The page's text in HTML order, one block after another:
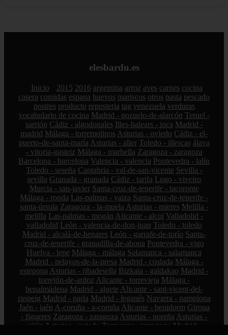
elesbardu.es
Inicio 2015 2016 argentina arroz aves carnes cocina
casera comidas espana huevos mariscos otros pasta pescado
postres producto reposteria tag venezuela verduras
vocabulario de cocina Madrid - pozuelo-de-alarcón Teruel -
sarrión Cádiz - algodonales Illes-balears - inca Madrid -
madrid Málaga - torremolinos Asturias - oviedo Cádiz - el-
puerto-de-santa-maría Asturias - aller Toledo - illescas álava
- vitoria-gasteiz Málaga - marbella Zaragoza - zaragoza
Barcelona - barcelona Valencia - valencia Pontevedra - lalín
Toledo - seseña Cantabria - val-de-san-vicente Sevilla -
sevilla Granada - granada Cádiz - tarifa Lugo - viveiro
Murcia - san-javier Santa-cruz-de-tenerife - tacoronte
Málaga - ronda Las-palmas - yaiza Santa-cruz-de-tenerife -
santa-úrsula Zaragoza - la-muela Asturias - mieres Melilla -
melilla Las-palmas - mogán Alicante - alcoi Valladolid -
valladolid León - valencia-de-don-juan Toledo - toledo
Madrid - alcalá-de-henares León - garrafe-de-torío Santa-
cruz-de-tenerife - granadilla-de-abona Pontevedra - vigo
Huelva - lepe Málaga - málaga Salamanca - salamanca
Madrid - pelayos-de-la-presa Madrid - coslada Málaga -
estepona Asturias - ribadesella Bizkaia - galdakao Madrid -
torrejón-de-ardoz Alicante - torrevieja Málaga -
benalmádena Madrid - algete Alicante - sant-vicent-del-
raspeig Madrid - parla Madrid - leganés Navarra - pamplona
Jaén - jaén A-coruña - a-coruña Alicante - benidorm Girona
- figueres Zaragoza - zaragoza Asturias - noreña Asturias -
gijón Asturias - oviedo Tarragona - tarragona Madrid -